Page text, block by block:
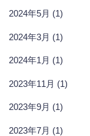
2024年5月 (1)
2024年3月 (1)
2024年1月 (1)
2023年11月 (1)
2023年9月 (1)
2023年7月 (1)